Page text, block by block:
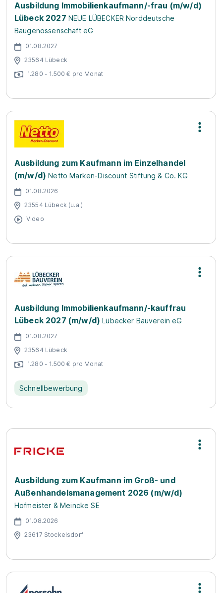
Ausbildung Immobilienkaufmann/-frau (m/w/d)
Lübeck 2027 NEUE LÜBECKER Norddeutsche
Baugenossenschaft eG
01.08.2027
23564 Lübeck
1.280 - 1.500 € pro Monat
Ausbildung zum Kaufmann im Einzelhandel
(m/w/d) Netto Marken-Discount Stiftung & Co. KG
01.08.2026
23554 Lübeck (u.a.)
Video
Ausbildung Immobilienkaufmann/-kauffrau
Lübeck 2027 (m/w/d) Lübecker Bauverein eG
01.08.2027
23564 Lübeck
1.280 - 1.500 € pro Monat
Schnellbewerbung
Ausbildung zum Kaufmann im Groß- und
Außenhandelsmanagement 2026 (m/w/d)
Hofmeister & Meincke SE
01.08.2026
23617 Stockelsdorf